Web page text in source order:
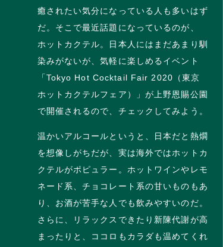
癒されたい気分になっている人も多いはず
だ。そこで最近話題になっているのが、
ホットカクテル。日本人にはまだあまり馴
染みがないが、気軽に楽しめるイベント
「Tokyo Hot Cocktail Fair 2020（東京
ホットカクテルフェア）」が上野恩賜公園
で開催されるので、チェックしてみよう。
温かいアルコールというと、日本だと熱燗
を想像しがちだが、実は海外ではホットカ
クテルがポピュラー。ホットワインやレモ
ネード系、チョコレート系の甘いものもあ
り、お酒が苦手な人でも飲みやすいのだ。
さらに、リラックスできたり新陳代謝が高
まったりと、ココロもカラダも温めてくれ